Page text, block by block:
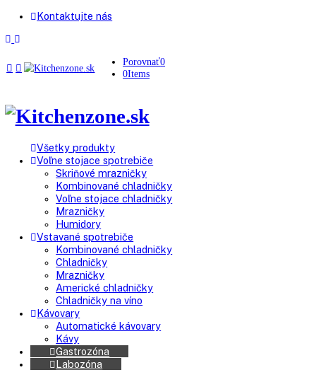
Kontaktujte nás
Porovnať
0Items
Všetky produkty
Voľne stojace spotrebiče
Skriňové mrazničky
Kombinované chladničky
Voľne stojace chladničky
Mrazničky
Humidory
Vstavané spotrebiče
Kombinované chladničky
Chladničky
Mrazničky
Americké chladničky
Chladničky na víno
Kávovary
Automatické kávovary